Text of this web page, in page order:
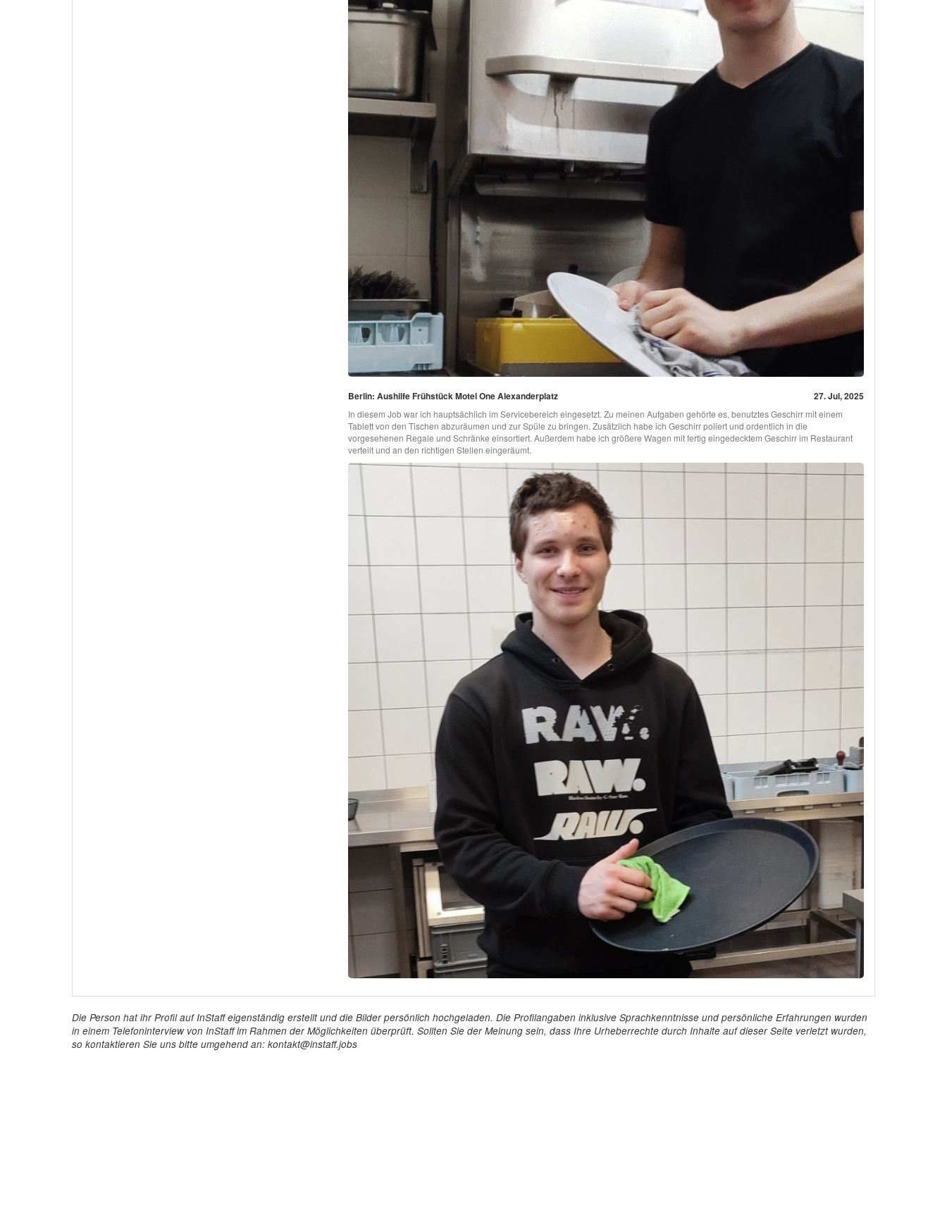
Berlin: Aushilfe Frühstück Motel One Alexanderplatz 27. Jul, 2025
In diesem Job war ich hauptsächlich im Servicebereich eingesetzt. Zu meinen Aufgaben gehörte es, benutztes Geschirr mit einem
Tablett von den Tischen abzuräumen und zur Spüle zu bringen. Zusätzlich habe ich Geschirr poliert und ordentlich in die
vorgesehenen Regale und Schränke einsortiert. Außerdem habe ich größere Wagen mit fertig eingedecktem Geschirr im Restaurant
verteilt und an den richtigen Stellen eingeräumt.
Die Person hat ihr Profil auf InStaff eigenständig erstellt und die Bilder persönlich hochgeladen. Die Profilangaben inklusive Sprachkenntnisse und persönliche Erfahrungen wurden
in einem Telefoninterview von InStaff im Rahmen der Möglichkeiten überprüft. Sollten Sie der Meinung sein, dass Ihre Urheberrechte durch Inhalte auf dieser Seite verletzt wurden,
so kontaktieren Sie uns bitte umgehend an: kontakt@instaff.jobs